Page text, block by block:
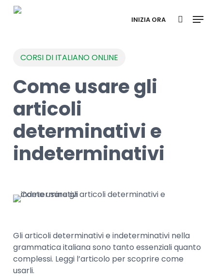
Skip
INIZIA ORA search
Menu
CORSI DI ITALIANO ONLINE
Come usare gli
articoli
determinativi e
indeterminativi
Gli articoli determinativi e indeterminativi nella
grammatica italiana sono tanto essenziali quanto
complessi. Leggi l’articolo per scoprire come
usarli.